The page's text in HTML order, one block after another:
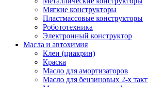
Мягкие конструкторы
Пластмассовые конструкторы
Робототехника
Электронный конструктор
Масла и автохимия
Клеи (циакрин)
Краска
Масло для амортизаторов
Масло для бензиновых 2-х